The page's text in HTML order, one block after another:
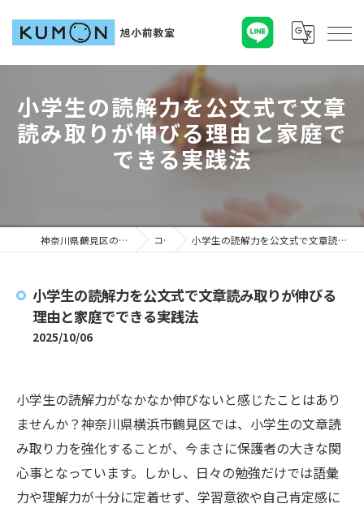
小学生の読解力を公文式で文章
読み取りが伸びる理由と家庭で
できる実践法
神奈川県鶴見区の塾ならKUMON旭小前教室 コラム 小学生の読解力を公文式で文章読み取りが伸びる理由と家庭でできる実践法
小学生の読解力を公文式で文章読み取りが伸びる
理由と家庭でできる実践法
2025/10/06
小学生の読解力がなかなか伸びないと感じたことはあり
ませんか？神奈川県横浜市鶴見区では、小学生の文章読
み取り力を強化することが、今まさに保護者の大きな関
心事となっています。しかし、日々の勉強だけでは語彙
力や理解力が十分に定着せず、学習意欲や自己肯定感に